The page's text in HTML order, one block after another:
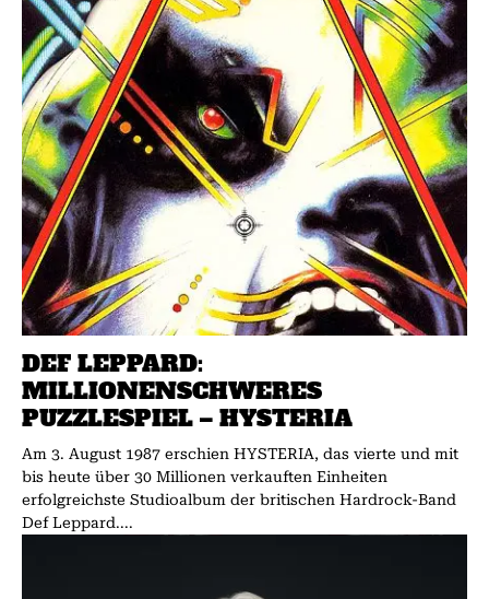
DEF LEPPARD:
MILLIONENSCHWERES
PUZZLESPIEL – HYSTERIA
Am 3. August 1987 erschien HYSTERIA, das vierte und mit
bis heute über 30 Millionen verkauften Einheiten
erfolgreichste Studioalbum der britischen Hardrock-Band
Def Leppard....